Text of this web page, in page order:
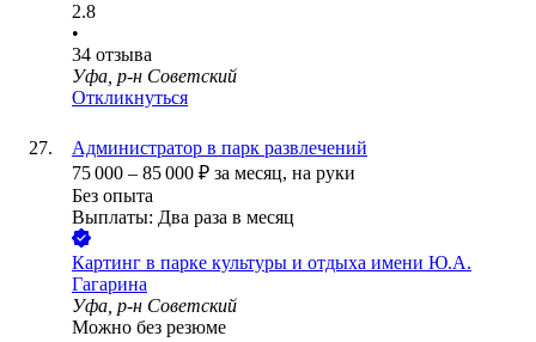
2.8
•
34 отзыва
Уфа, р-н Советский
Откликнуться
Администратор в парк развлечений
75 000 – 85 000 ₽ за месяц, на руки
Без опыта
Выплаты: Два раза в месяц
Картинг в парке культуры и отдыха имени Ю.А.
Гагарина
Уфа, р-н Советский
Можно без резюме